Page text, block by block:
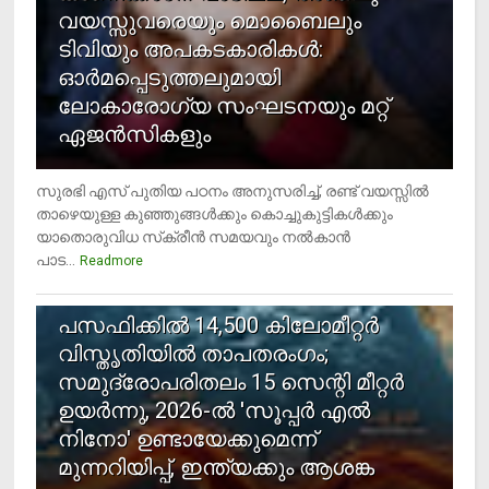
വയസ്സുവരെയും മൊബൈലും
ടിവിയും അപകടകാരികള്‍:
ഓര്‍മപ്പെടുത്തലുമായി
ലോകാരോഗ്യ സംഘടനയും മറ്റ്
ഏജന്‍സികളും
സുരഭി എസ് പുതിയ പഠനം അനുസരിച്ച്, രണ്ട് വയസ്സില്‍
താഴെയുള്ള കുഞ്ഞുങ്ങള്‍ക്കും കൊച്ചുകുട്ടികള്‍ക്കും
യാതൊരുവിധ സ്‌ക്രീന്‍ സമയവും നല്‍കാന്‍
പാട... Readmore
പസഫിക്കില്‍ 14,500 കിലോമീറ്റര്‍
വിസ്തൃതിയില്‍ താപതരംഗം;
സമുദ്രോപരിതലം 15 സെന്റി മീറ്റര്‍
ഉയര്‍ന്നു, 2026-ല്‍ 'സൂപ്പര്‍ എല്‍
നിനോ' ഉണ്ടായേക്കുമെന്ന്
മുന്നറിയിപ്പ്, ഇന്ത്യക്കും ആശങ്ക